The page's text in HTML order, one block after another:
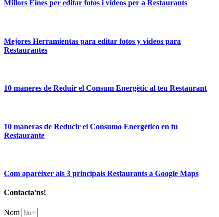
Millors Eines per editar fotos i vídeos per a Restaurants
Mejores Herramientas para editar fotos y videos para
Restaurantes
10 maneres de Reduir el Consum Energètic al teu Restaurant
10 maneras de Reducir el Consumo Energético en tu
Restaurante
Com aparèixer als 3 principals Restaurants a Google Maps
Contacta'ns!
Nom